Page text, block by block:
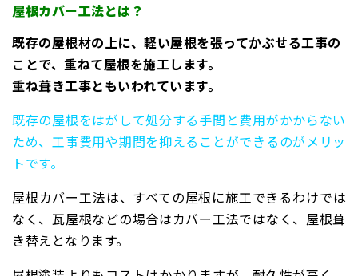
屋根カバー工法とは？
既存の屋根材の上に、軽い屋根を張ってかぶせる工事の
ことで、重ねて屋根を施工します。
重ね葺き工事ともいわれています。
既存の屋根をはがして処分する手間と費用がかからない
ため、工事費用や期間を抑えることができるのがメリッ
トです。
屋根カバー工法は、すべての屋根に施工できるわけでは
なく、瓦屋根などの場合はカバー工法ではなく、屋根葺
き替えとなります。